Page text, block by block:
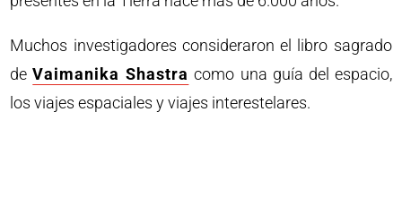
Muchos investigadores consideraron el libro sagrado
deVaimanika Shastra como una guía del espacio,
los viajes espaciales y viajes interestelares.